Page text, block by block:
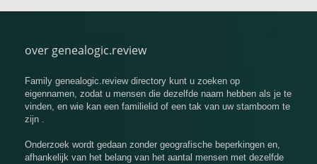
over genealogic.review
Family genealogic.review directory kunt u zoeken op
eigennamen, zodat u mensen die dezelfde naam hebben als je te
vinden, en wie kan een familielid of een tak van uw stamboom te
zijn .
Onderzoek wordt gedaan zonder geografische beperkingen en,
afhankelijk van het belang van het aantal mensen met dezelfde